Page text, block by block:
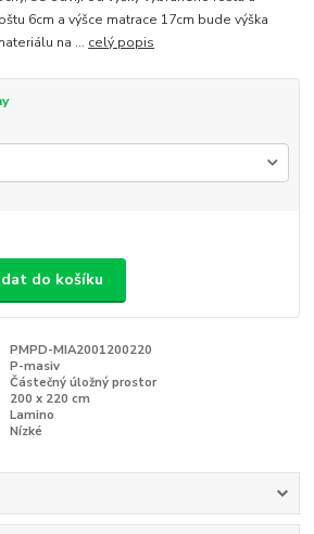
6cm a výšce matrace 17cm bude výška
na ... celý popis
do košíku
PMPD-MIA2001200220
P-masiv
Částečný úložný prostor
200 x 220 cm
Lamino
Nízké